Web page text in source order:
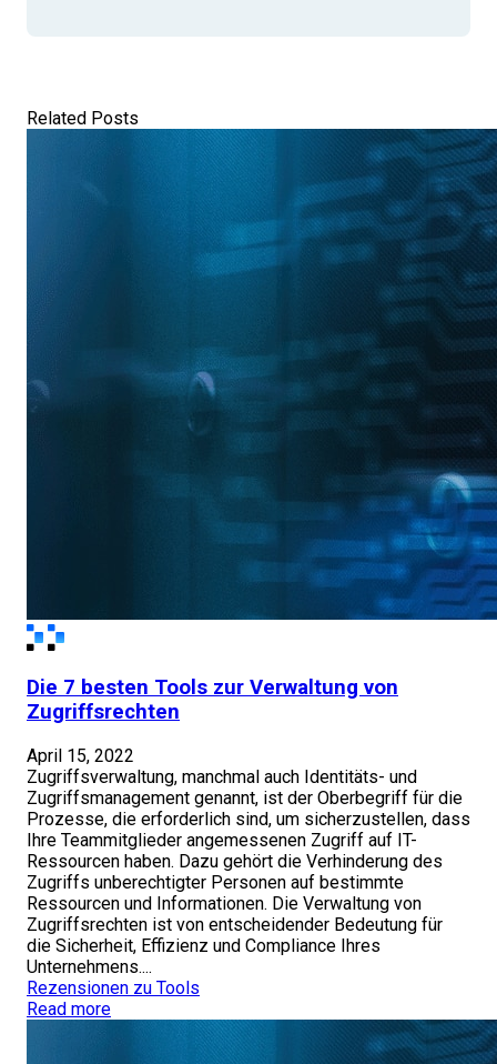
Related Posts
Die 7 besten Tools zur Verwaltung von
Zugriffsrechten
April 15, 2022
Zugriffsverwaltung, manchmal auch Identitäts- und
Zugriffsmanagement genannt, ist der Oberbegriff für die
Prozesse, die erforderlich sind, um sicherzustellen, dass
Ihre Teammitglieder angemessenen Zugriff auf IT-
Ressourcen haben. Dazu gehört die Verhinderung des
Zugriffs unberechtigter Personen auf bestimmte
Ressourcen und Informationen. Die Verwaltung von
Zugriffsrechten ist von entscheidender Bedeutung für
die Sicherheit, Effizienz und Compliance Ihres
Unternehmens....
Rezensionen zu Tools
Read more